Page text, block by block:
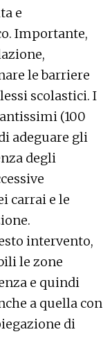
e
Importante,
le barriere
scolastici. I
(100
adeguare gli
degli
carrai e le
intervento,
le zone
e quindi
a quella con
di